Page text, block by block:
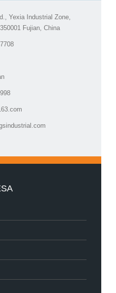
Yexia Industrial Zone,
Fujian, China